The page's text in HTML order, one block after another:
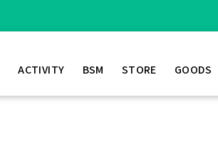
ACTIVITY BSM STORE GOODS